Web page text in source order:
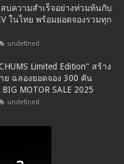
สบความสำเร็จอย่างท่วมท้นกับ
ในไทย พร้อมยอดจองรวมทุก
undefined
Limited Edition" สร้าง
ฉลองยอดจอง 300 คัน
MOTOR SALE 2025
undefined